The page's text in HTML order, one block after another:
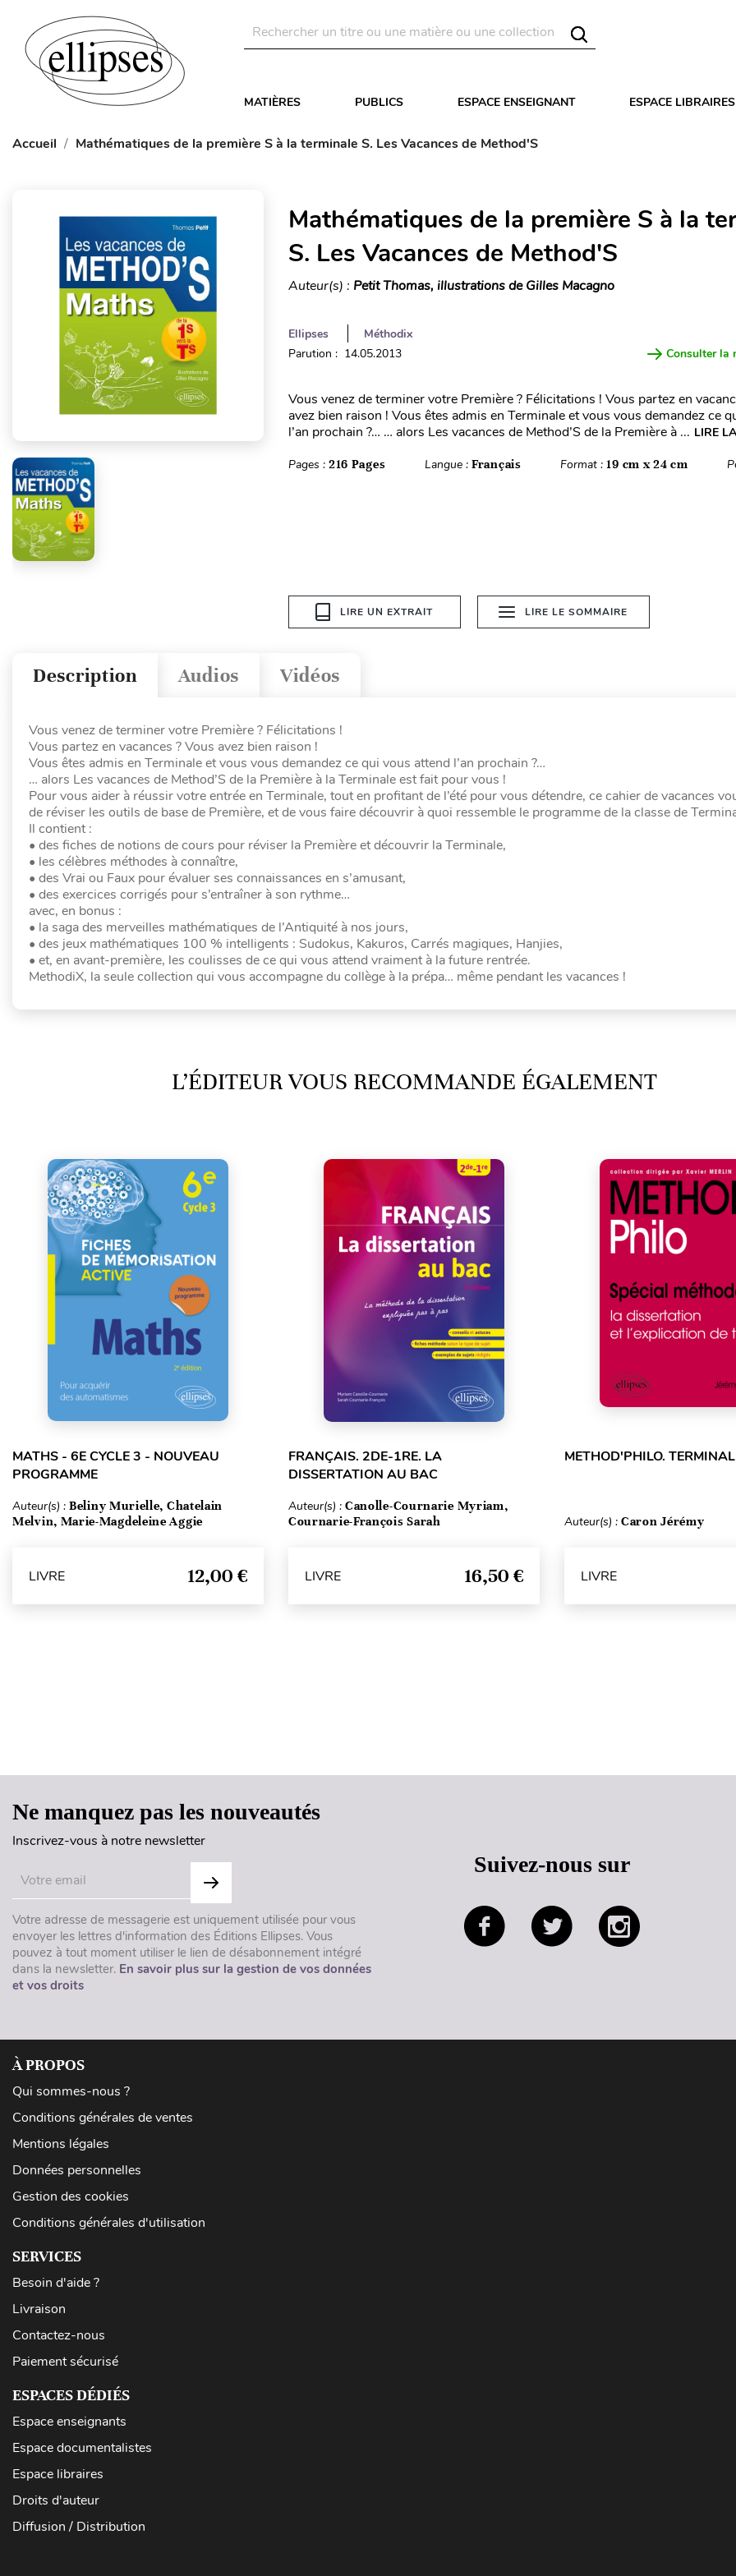
MATIÈRES PUBLICS ESPACE ENSEIGNANT ESPACE LIBRAIRES
Accueil Mathématiques de la première S à la terminale S. Les Vacances de Method'S
Mathématiques de la première S à la
S. Les Vacances de Method'S
Auteur(s) : Petit Thomas, illustrations de Gilles Macagno
Ellipses
Méthodix
Parution : 14.05.2013
Consulter la
Vous venez de terminer votre Première ? Félicitations ! Vous partez en
avez bien raison ! Vous êtes admis en Terminale et vous vous demandez ce
l’an prochain ?… … alors Les vacances de Method’S de la Première à ... LIRE
Pages : 216 Pages Langue :Français Format :19 cm x 24 cm
LIRE UN EXTRAIT LIRE LE SOMMAIRE
Vidéos
Audios
Description
Vous venez de terminer votre Première ? Félicitations !
Vous partez en vacances ? Vous avez bien raison !
Vous êtes admis en Terminale et vous vous demandez ce qui vous attend l’an prochain ?…
… alors Les vacances de Method’S de la Première à la Terminale est fait pour vous !
Pour vous aider à réussir votre entrée en Terminale, tout en profitant de l’été pour vous détendre, ce cahier de vacances
de réviser les outils de base de Première, et de vous faire découvrir à quoi ressemble le programme de la classe de
Il contient :
• des fiches de notions de cours pour réviser la Première et découvrir la Terminale,
• les célèbres méthodes à connaître,
• des Vrai ou Faux pour évaluer ses connaissances en s’amusant,
• des exercices corrigés pour s’entraîner à son rythme…
avec, en bonus :
• la saga des merveilles mathématiques de l’Antiquité à nos jours,
• des jeux mathématiques 100 % intelligents : Sudokus, Kakuros, Carrés magiques, Hanjies,
• et, en avant-première, les coulisses de ce qui vous attend vraiment à la future rentrée.
MethodiX, la seule collection qui vous accompagne du collège à la prépa… même pendant les vacances !
L’ÉDITEUR VOUS RECOMMANDE ÉGALEMENT
MATHS - 6E CYCLE 3 - NOUVEAU
PROGRAMME
Auteur(s) : Beliny Murielle, Chatelain
Melvin, Marie-Magdeleine Aggie
LIVRE 12,00 €
FRANÇAIS. 2DE-1RE. LA
DISSERTATION AU BAC
Auteur(s) : Canolle-Cournarie Myriam,
Cournarie-François Sarah
LIVRE 16,50 €
METHOD'PHILO.
Auteur(s) : Caron Jérémy
LIVRE
Ne manquez pas les nouveautés
Inscrivez-vous à notre newsletter
Votre adresse de messagerie est uniquement utilisée pour vous
envoyer les lettres d'information des Éditions Ellipses. Vous
pouvez à tout moment utiliser le lien de désabonnement intégré
dans la newsletter. En savoir plus sur la gestion de vos données
et vos droits
Suivez-nous sur
À PROPOS
Qui sommes-nous ?
Conditions générales de ventes
Mentions légales
Données personnelles
Gestion des cookies
Conditions générales d'utilisation
SERVICES
Besoin d'aide ?
Livraison
Contactez-nous
Paiement sécurisé
ESPACES DÉDIÉS
Espace enseignants
Espace documentalistes
Espace libraires
Droits d'auteur
Diffusion / Distribution